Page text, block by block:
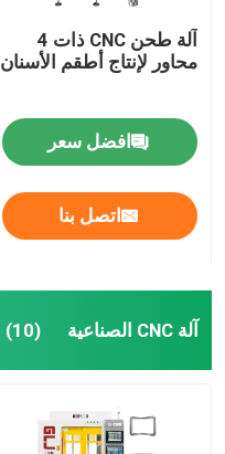
آلة طحن CNC ذات 4
محاور لإنتاج أطقم الأسنان
افضل سعر
اتصل بنا
آلة CNC الصناعية (10)